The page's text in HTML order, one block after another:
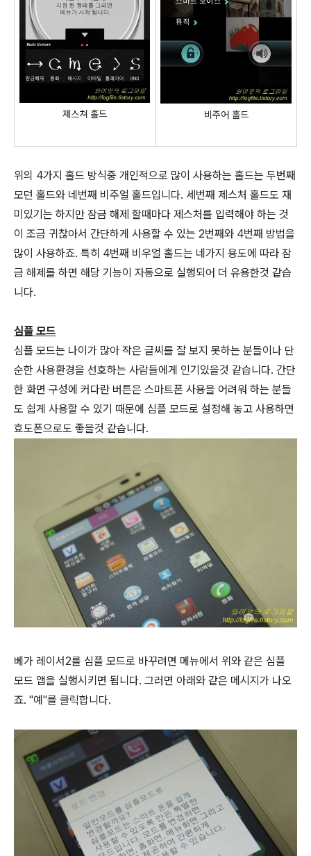
제스쳐 홀드 비주어 홀드
위의 4가지 홀드 방식중 개인적으로 많이 사용하는 홀드는 두번째
모던 홀드와 네번째 비주얼 홀드입니다. 세번째 제스처 홀드도 재
미있기는 하지만 잠금 해제 할때마다 제스처를 입력해야 하는 것
이 조금 귀찮아서 간단하게 사용할 수 있는 2번째와 4번째 방법을
많이 사용하죠. 특히 4번째 비우얼 홀드는 네가지 용도에 따라 잠
금 해제를 하면 해당 기능이 자동으로 실행되어 더 유용한것 같습
니다.
심플 모드
심플 모드는 나이가 많아 작은 글씨를 잘 보지 못하는 분들이나 단
순한 사용환경을 선호하는 사람들에게 인기있을것 같습니다. 간단
한 화면 구성에 커다란 버튼은 스마트폰 사용을 어려워 하는 분들
도 쉽게 사용할 수 있기 때문에 심플 모드로 설정해 놓고 사용하면
효도폰으로도 좋을것 같습니다.
베가 레이서2를 심플 모드로 바꾸려면 메뉴에서 위와 같은 심플
모드 앱을 실행시키면 됩니다. 그러면 아래와 같은 메시지가 나오
죠. "예"를 클릭합니다.